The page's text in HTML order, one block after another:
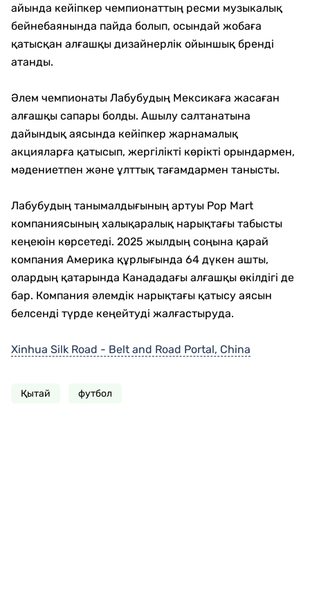
айында кейіпкер чемпионаттың ресми музыкалық
бейнебаянында пайда болып, осындай жобаға
қатысқан алғашқы дизайнерлік ойыншық бренді
атанды.
Әлем чемпионаты Лабубудың Мексикаға жасаған
алғашқы сапары болды. Ашылу салтанатына
дайындық аясында кейіпкер жарнамалық
акцияларға қатысып, жергілікті көрікті орындармен,
мәдениетпен және ұлттық тағамдармен танысты.
Лабубудың танымалдығының артуы Pop Mart
компаниясының халықаралық нарықтағы табысты
кеңеюін көрсетеді. 2025 жылдың соңына қарай
компания Америка құрлығында 64 дүкен ашты,
олардың қатарында Канададағы алғашқы өкілдігі де
бар. Компания әлемдік нарықтағы қатысу аясын
белсенді түрде кеңейтуді жалғастыруда.
Xinhua Silk Road - Belt and Road Portal, China
Қытай футбол